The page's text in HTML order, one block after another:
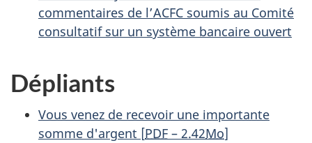
commentaires de l’ACFC soumis au Comité
consultatif sur un système bancaire ouvert
Dépliants
Vous venez de recevoir une importante
somme d'argent [PDF – 2.42Mo]